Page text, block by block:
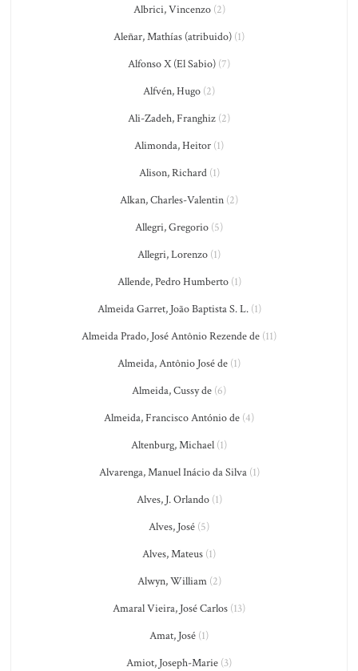
Albrici, Vincenzo(2)
Aleñar, Mathías (atribuido) (1)
Alfonso X (El Sabio) (7)
Alfvén, Hugo (2)
Ali-Zadeh, Franghiz (2)
Alimonda, Heitor (1)
Alison, Richard(1)
Alkan, Charles-Valentin (2)
Allegri, Gregorio (5)
Allegri, Lorenzo (1)
Allende, Pedro Humberto(1)
Almeida Garret, João Baptista S. L.(1)
Almeida Prado, José Antônio Rezende de (11)
Almeida, Antônio José de (1)
Almeida, Cussy de (6)
Almeida, Francisco António de (4)
Altenburg, Michael (1)
Alvarenga, Manuel Inácio da Silva(1)
Alves, J. Orlando(1)
Alves, José (5)
Alves, Mateus (1)
Alwyn, William(2)
Amaral Vieira, José Carlos (13)
Amat, José (1)
Amiot, Joseph-Marie (3)